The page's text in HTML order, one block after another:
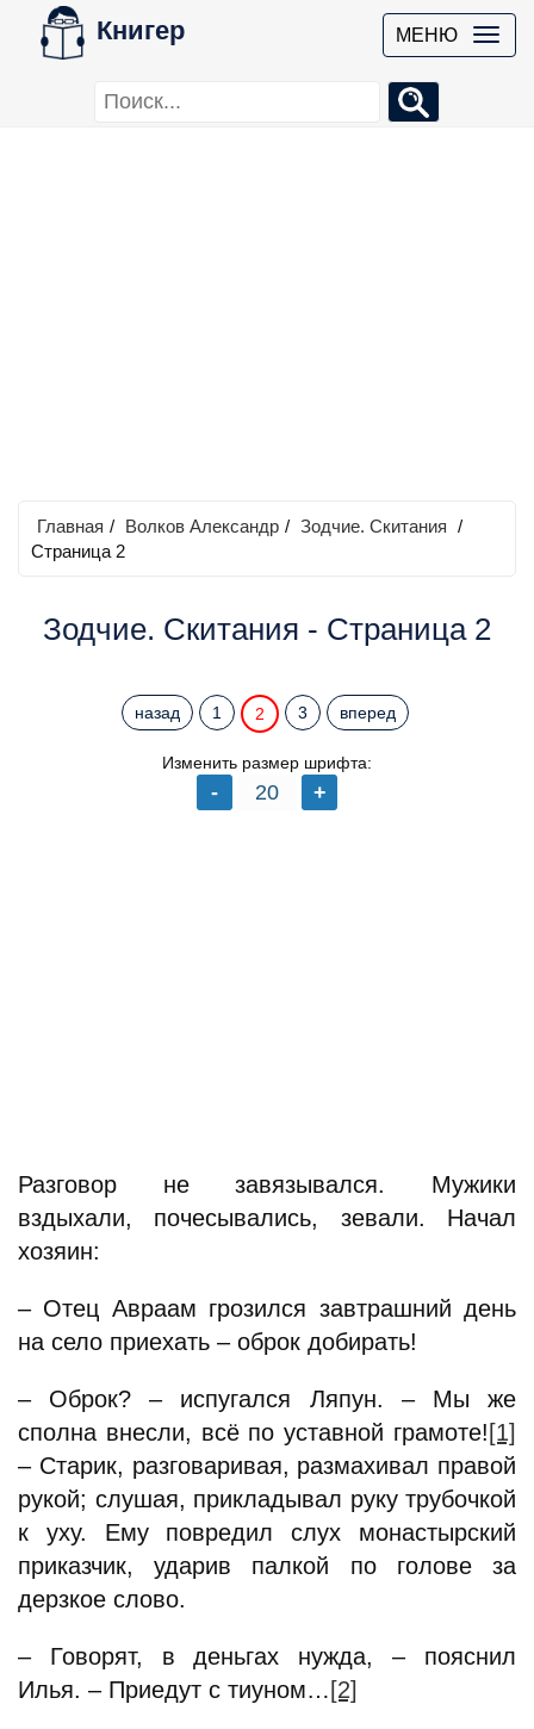
Книгер МЕНЮ
Главная / Волков Александр / Зодчие. Скитания /
Страница 2
Зодчие. Скитания - Страница 2
назад 1 2 3 вперед
Изменить размер шрифта:
Разговор не завязывался. Мужики
вздыхали, почесывались, зевали. Начал
хозяин:
– Отец Авраам грозился завтрашний день
на село приехать – оброк добирать!
– Оброк? – испугался Ляпун. – Мы же
сполна внесли, всё по уставной грамоте! [1]
– Старик, разговаривая, размахивал правой
рукой; слушая, прикладывал руку трубочкой
к уху. Ему повредил слух монастырский
приказчик, ударив палкой по голове за
дерзкое слово.
– Говорят, в деньгах нужда, – пояснил
Илья. – Приедут с тиуном… [2]